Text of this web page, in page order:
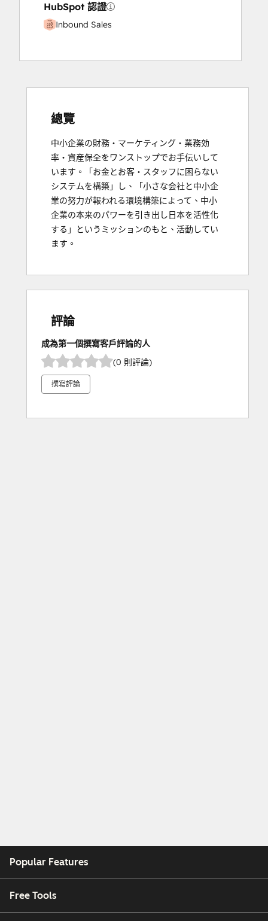
HubSpot 認證
Inbound Sales
總覽
中小企業の財務・マーケティング・業務効
率・資産保全をワンストップでお手伝いして
います。「お金とお客・スタッフに困らない
システムを構築」し、「小さな会社と中小企
業の努力が報われる環境構築によって、中小
企業の本来のパワーを引き出し日本を活性化
する」というミッションのもと、活動してい
ます。
評論
成為第一個撰寫客戶評論的人
(0 則評論)
撰寫評論
Popular Features
Free Tools